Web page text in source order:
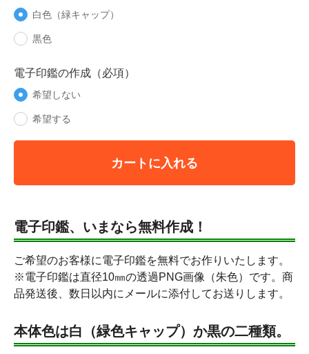
白色（緑キャップ）
黒色
電子印鑑の作成（必項）
希望しない
希望する
カートに入れる
電子印鑑、いまなら無料作成！
ご希望のお客様に電子印鑑を無料でお作りいたします。
※電子印鑑は直径10㎜の透過PNG画像（朱色）です。商
品発送後、数日以内にメールに添付してお送りします。
本体色は白（緑色キャップ）か黒の二種類。